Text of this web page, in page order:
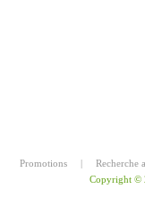
Promotions |
Recherche
Copyright ©